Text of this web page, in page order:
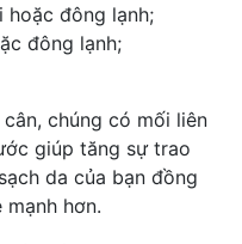
đông lạnh;
đông lạnh;
, chúng có mối liên
giúp tăng sự trao
da của bạn đồng
hơn.